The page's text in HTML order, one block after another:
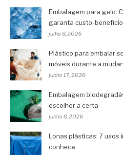
Embalagem para gelo:
garanta custo-benefício
julho 8, 2026
Plástico para embalar
móveis durante a
junho 17, 2026
Embalagem
escolher a certa
junho 8, 2026
Lonas plásticas: 7 usos
conhece